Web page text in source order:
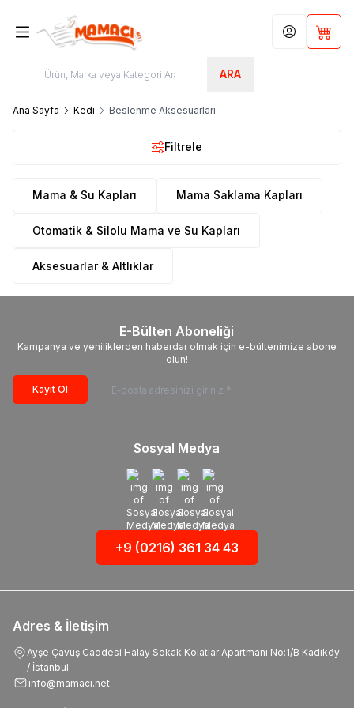
ARA
Hesabım
Ana Sayfa Kedi Beslenme Aksesuarları
Filtrele
Mama & Su Kapları Mama Saklama Kapları
Otomatik & Silolu Mama ve Su Kapları
Aksesuarlar & Altlıklar
E-Bülten Aboneliği
Kampanya ve yeniliklerden haberdar olmak için e-bültenimize abone
olun!
Kayıt Ol
Sosyal Medya
+9 (0216) 361 34 43
Adres & İletişim
Ayşe Çavuş Caddesi Halay Sokak Kolatlar Apartmanı No:1/B Kadıköy
/ İstanbul
info@mamaci.net